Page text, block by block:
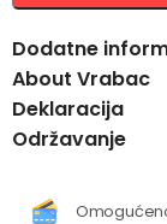
Dodatne
About Vrabac
Deklaracija
Održavanje